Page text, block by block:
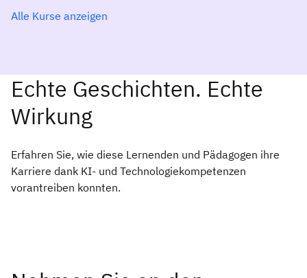
Alle Kurse anzeigen
Echte Geschichten. Echte
Wirkung
Erfahren Sie, wie diese Lernenden und Pädagogen ihre
Karriere dank KI- und Technologiekompetenzen
vorantreiben konnten.